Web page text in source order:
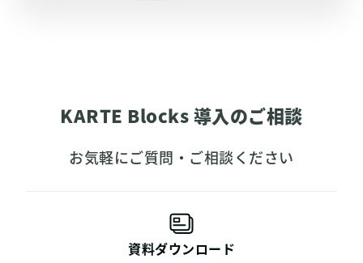
KARTE Blocks 導入のご相談
お気軽にご質問・ご相談ください
資料ダウンロード